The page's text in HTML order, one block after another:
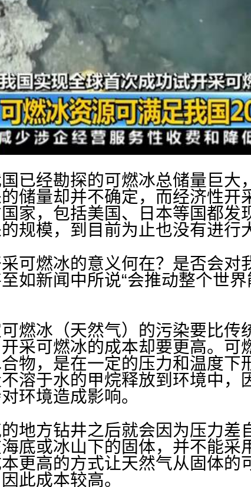
已经勘探的可燃冰总储量巨大
储量却并不确定，而经济性开
家，包括美国、日本等国都发
规模，到目前为止也没有进行
采可燃冰的意义何在？是否会对
如新闻中所说“会推动整个世
燃冰（天然气）的污染要比传
采可燃冰的成本却要更高。可
物，是在一定的压力和温度下
溶于水的甲烷释放到环境中，
环境造成影响。
地方钻井之后就会因为压力差
底或冰山下的固体，并不能采
更高的方式让天然气从固体的
此成本较高。